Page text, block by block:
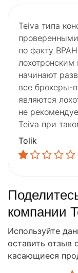
Teiva типа
по факту
начинают
все брокеры-
являются
не
Teiva при
Tolik
компании
Используйте
оставить отзыв
касающиеся